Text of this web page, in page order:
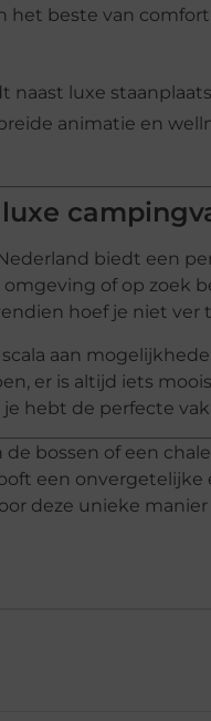
het beste van
naast luxe
animatie en
biedt een
of op zoek
hoef je niet ver
aan
er is altijd iets
je hebt de perfecte
bossen of een
een
deze unieke